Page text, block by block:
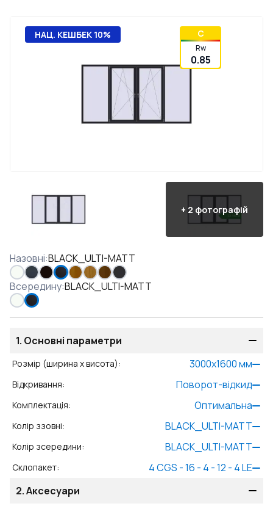
НАЦ. КЕШБЕК 10% C
Rw
0.85
+ 2 фотографій
Назовні:BLACK_ULTI-MATT
Всередину:BLACK_ULTI-MATT
1. Основні параметри
Розмір (ширина x висота): 3000x1600мм
Відкривання: Поворот-відкид
Комплектація: Оптимальна
Колір ззовні: BLACK_ULTI-MATT
Колір зсередини: BLACK_ULTI-MATT
Склопакет:
4 CGS - 16 - 4 - 12 - 4 LE
2.Аксесуари